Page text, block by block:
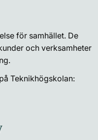
för samhället. De
och verksamheter
Teknikhögskolan: